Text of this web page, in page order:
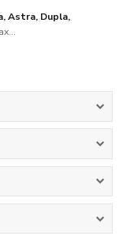
Astra, Dupla,